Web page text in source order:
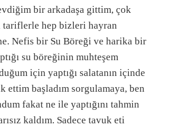
bir arkadaşa gittim, çok
tariflerle hep bizleri hayran
Nefis bir Su Böreği ve harika bir
su böreğinin muhteşem
için yaptığı salatanın içinde
ettim başladım sorgulamaya, ben
fakat ne ile yaptığını tahmin
kaldım. Sadece tavuk eti